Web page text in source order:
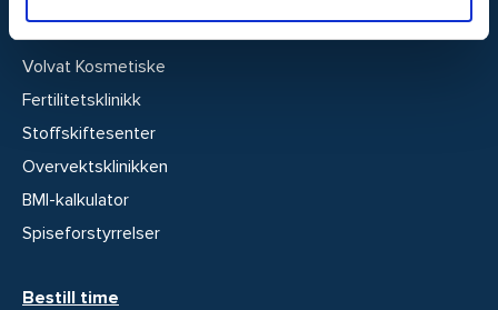
Volvat Kosmetiske
Fertilitetsklinikk
Stoffskiftesenter
Overvektsklinikken
BMI-kalkulator
Spiseforstyrrelser
Bestill time